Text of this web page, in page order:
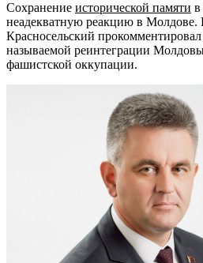
Сохранение исторической памяти в
неадекватную реакцию в
Красносельский
называемой реинтеграции
фашистской оккупации.